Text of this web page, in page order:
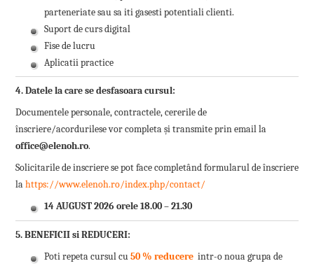
parteneriate sau sa iti gasesti potentiali clienti.
Suport de curs digital
Fise de lucru
Aplicatii practice
4. Datele la care se desfasoara cursul:
Documentele personale, contractele, cererile de
înscriere/acordurilese vor completa și transmite prin email la
office@elenoh.ro.
Solicitarile de inscriere se pot face completând formularul de înscriere
lahttps://www.elenoh.ro/index.php/contact/
14 AUGUST 2026 orele 18.00 – 21.30
5. BENEFICII si REDUCERI:
Poti repeta cursul cu50 % reducere intr-o noua grupa de